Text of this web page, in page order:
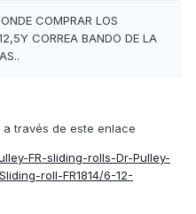
COMPRAR LOS
CORREA BANDO DE LA
través de este enlace
FR-sliding-rolls-Dr-Pulley-
roll-FR1814/6-12-